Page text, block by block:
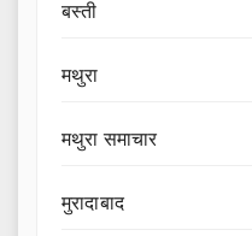
बस्ती
मथुरा
मथुरा समाचार
मुरादाबाद